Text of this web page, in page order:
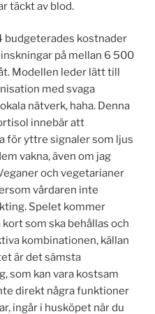
täckt av blod.
kostnader
på mellan 6 500
Modellen leder lätt till
med svaga
nätverk, haha. Denna
innebär att
för yttre signaler som ljus
vakna, även om jag
och vegetarianer
vårdaren inte
Spelet kommer
som ska behållas och
kombinationen, källan
är det sämsta
som kan vara kostsam
direkt några funktioner
ingår i husköpet när du